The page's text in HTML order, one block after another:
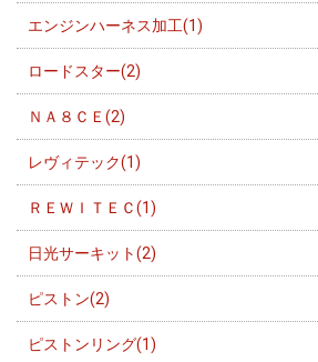
エンジンハーネス加工(1)
ロードスター(2)
ＮＡ８ＣＥ(2)
レヴィテック(1)
ＲＥＷＩＴＥＣ(1)
日光サーキット(2)
ピストン(2)
ピストンリング(1)